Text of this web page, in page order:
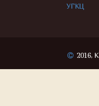
УГКЦ
2016,